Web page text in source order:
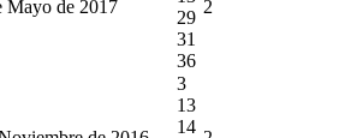
Mayo de 2017
29
31
36
2
3
13
14